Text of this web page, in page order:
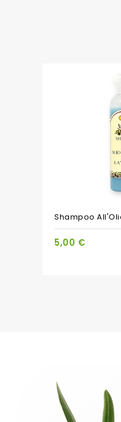
Shampoo
5,00 €